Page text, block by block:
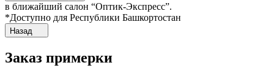
в ближайший салон “Оптик-Экспресс”.
*Доступно для Республики Башкортостан
Назад
Заказ примерки